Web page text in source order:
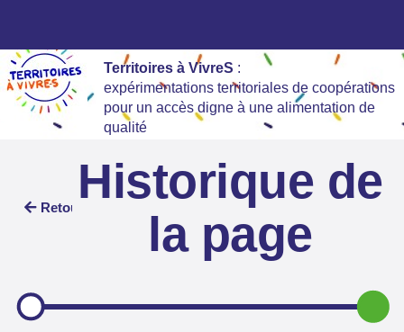
Territoires à VivreS :
expérimentations territoriales de coopérations
pour un accès digne à une alimentation de
qualité
Retour Historique de
la page